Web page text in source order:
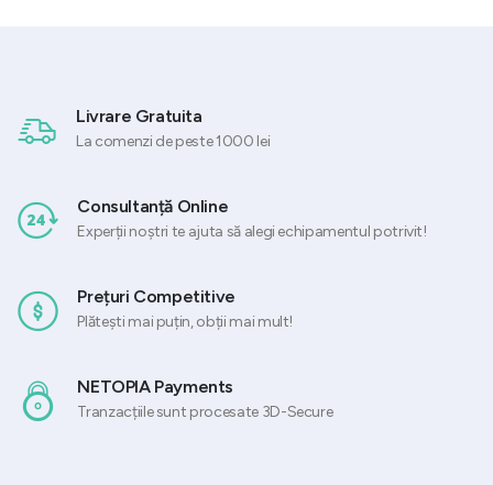
Livrare Gratuita
La comenzi de peste 1000 lei
Consultanță Online
Experții noștri te ajuta să alegi echipamentul potrivit!
Prețuri Competitive
Plătești mai puțin, obții mai mult!
NETOPIA Payments
Tranzacțiile sunt procesate 3D-Secure